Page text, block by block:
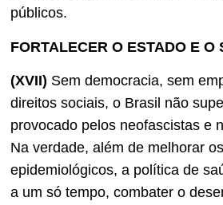
públicos.
FORTALECER O ESTADO E O
(XVII) Sem democracia, sem
direitos sociais, o Brasil não
provocado pelos neofascistas e
Na verdade, além de melhorar
epidemiológicos, a política de
a um só tempo, combater o